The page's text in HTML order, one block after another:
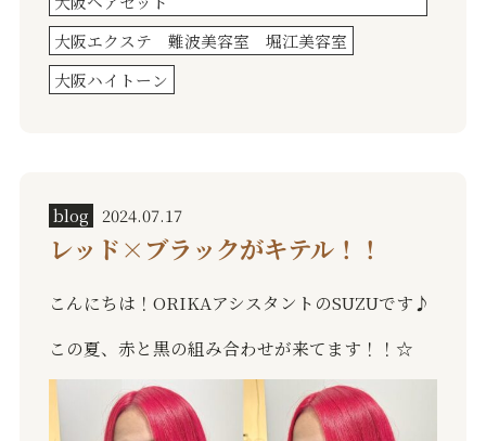
大阪エクステ 難波美容室 堀江美容室
大阪ハイトーン
blog 2024.07.17
レッド×ブラックがキテル！！
こんにちは！ORIKAアシスタントのSUZUです♪
この夏、赤と黒の組み合わせが来てます！！☆